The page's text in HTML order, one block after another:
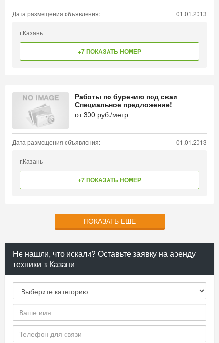
Дата размещения объявления: 01.01.2013
г.Казань
+7 ПОКАЗАТЬ НОМЕР
Работы по бурению под сваи
Специальное предложение!
от300 руб./метр
Дата размещения объявления: 01.01.2013
г.Казань
+7 ПОКАЗАТЬ НОМЕР
ПОКАЗАТЬ ЕЩЕ
Не нашли, что искали? Оставьте заявку на аренду
техники в Казани